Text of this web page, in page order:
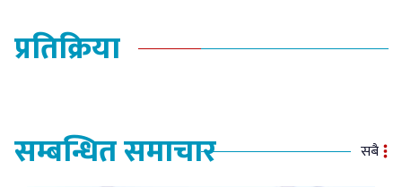
प्रतिक्रिया
सम्बन्धित समाचार सबै